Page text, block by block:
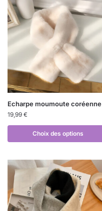
Echarpe moumoute coréenne
19,99 €
Choix des options